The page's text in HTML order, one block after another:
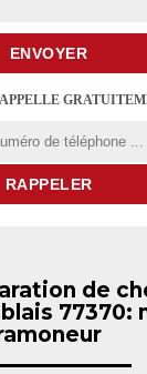
de
77370: